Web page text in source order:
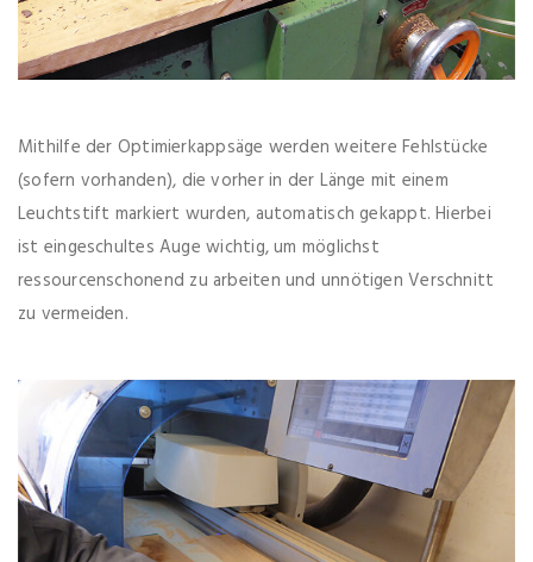
Mithilfe der Optimierkappsäge werden weitere Fehlstücke
(sofern vorhanden), die vorher in der Länge mit einem
Leuchtstift markiert wurden, automatisch gekappt. Hierbei
ist eingeschultes Auge wichtig, um möglichst
ressourcenschonend zu arbeiten und unnötigen Verschnitt
zu vermeiden.